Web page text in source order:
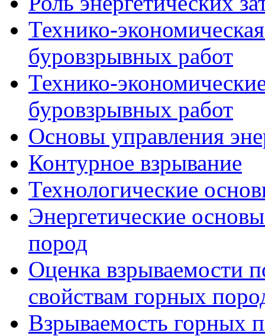
Технико-
буровзрывных работ
Технико-
буровзрывных работ
Основы управления
Контурное взрывание
Технологические
Энергетические
пород
Оценка взрываемости
свойствам горных
Взрываемость горных